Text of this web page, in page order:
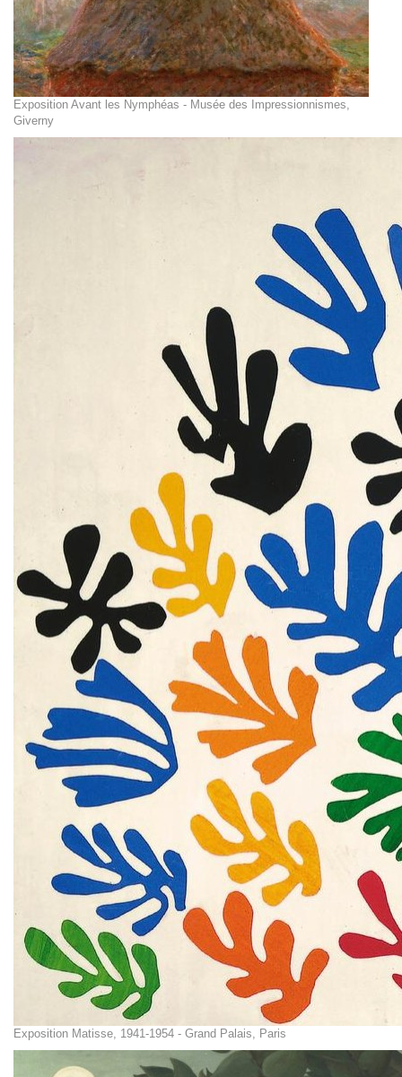
Exposition Avant les Nymphéas - Musée des Impressionnismes,
Giverny
Exposition Matisse, 1941-1954 - Grand Palais, Paris